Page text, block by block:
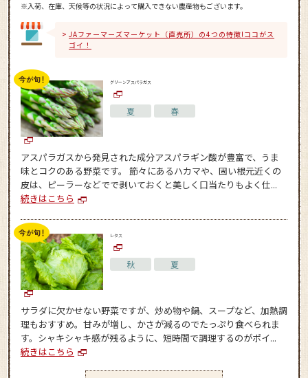
※入荷、在庫、天候等の状況によって購入できない農産物もございます。
JAファーマーズマーケット（直売所）の4つの特徴!ココがス
ゴイ！
グリーンアスパラガス
夏 春
アスパラガスから発見された成分アスパラギン酸が豊富で、うま
味とコクのある野菜です。 節々にあるハカマや、固い根元近くの
皮は、ピーラーなどでで剥いておくと美しく口当たりもよく仕...
続きはこちら
レタス
秋 夏
サラダに欠かせない野菜ですが、炒め物や鍋、スープなど、加熱調
理もおすすめ。甘みが増し、かさが減るのでたっぷり食べられま
す。シャキシャキ感が残るように、短時間で調理するのがポイ...
続きはこちら